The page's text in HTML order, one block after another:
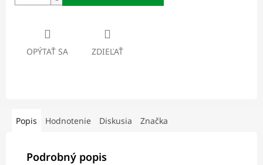
OPÝTAŤ SA ZDIEĽAŤ
Popis Hodnotenie Diskusia Značka
Podrobný popis